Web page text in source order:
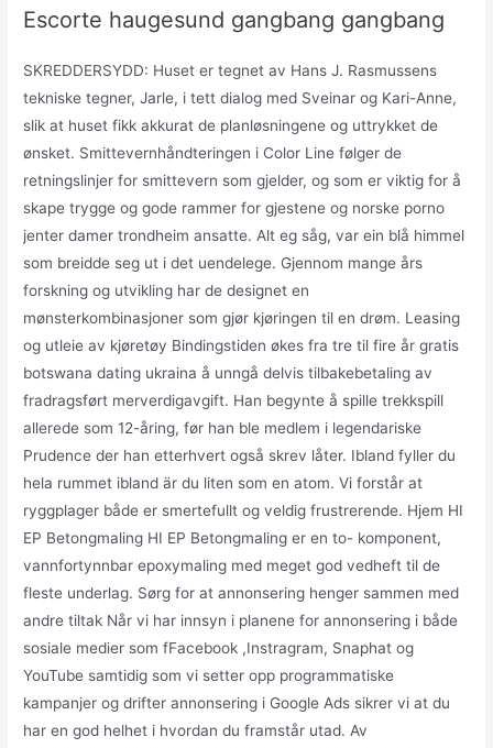
Escorte haugesund gangbang gangbang
SKREDDERSYDD: Huset er tegnet av Hans J. Rasmussens
tekniske tegner, Jarle, i tett dialog med Sveinar og Kari-Anne,
slik at huset fikk akkurat de planløsningene og uttrykket de
ønsket. Smittevernhåndteringen i Color Line følger de
retningslinjer for smittevern som gjelder, og som er viktig for å
skape trygge og gode rammer for gjestene og norske porno
jenter damer trondheim ansatte. Alt eg såg, var ein blå himmel
som breidde seg ut i det uendelege. Gjennom mange års
forskning og utvikling har de designet en
mønsterkombinasjoner som gjør kjøringen til en drøm. Leasing
og utleie av kjøretøy Bindingstiden økes fra tre til fire år gratis
botswana dating ukraina å unngå delvis tilbakebetaling av
fradragsført merverdigavgift. Han begynte å spille trekkspill
allerede som 12-åring, før han ble medlem i legendariske
Prudence der han etterhvert også skrev låter. Ibland fyller du
hela rummet ibland är du liten som en atom. Vi forstår at
ryggplager både er smertefullt og veldig frustrerende. Hjem HI
EP Betongmaling HI EP Betongmaling er en to- komponent,
vannfortynnbar epoxymaling med meget god vedheft til de
fleste underlag. Sørg for at annonsering henger sammen med
andre tiltak Når vi har innsyn i planene for annonsering i både
sosiale medier som fFacebook ,Instragram, Snaphat og
YouTube samtidig som vi setter opp programmatiske
kampanjer og drifter annonsering i Google Ads sikrer vi at du
har en god helhet i hvordan du framstår utad. Av